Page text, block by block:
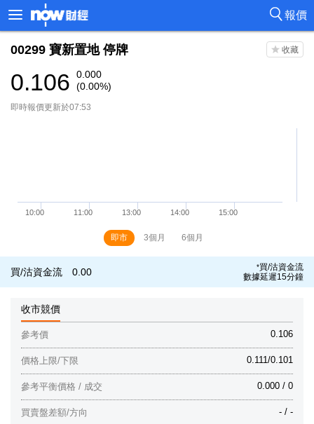
報價
00299 寶新置地 停牌
0.106
0.000
(0.00%)
即時報價更新於07:53
即市 3個月 6個月
買/沽資金流 0.00 *買/沽資金流
數據延遲15分鐘
收市競價
0.106
參考價
0.111/0.101
價格上限/下限
0.000 / 0
參考平衡價格 / 成交
- / -
買賣盤差額/方向